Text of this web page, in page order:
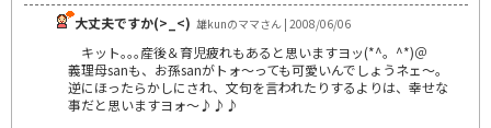
大丈夫ですか(>_<) 雄kunのママさん | 2008/06/06
キット｡｡｡産後＆育児疲れもあると思いますヨッ(*^。^*)＠
義理母sanも、お孫sanがトォ～っても可愛いんでしょうネェ～。
逆にほったらかしにされ、文句を言われたりするよりは、幸せな
事だと思いますヨォ～♪♪♪